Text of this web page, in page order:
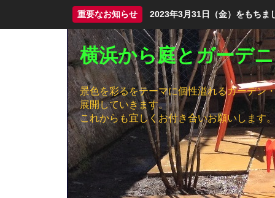
重要なお知らせ 2023年3月31日（金）をもちま
横浜から庭とガーデ
景色を彩るをテーマに個性溢れるガーデン
展開していきます。
これからも宜しくお付き合いお願いします